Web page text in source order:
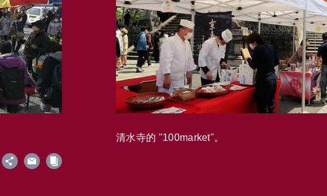
清水寺的 "100market"。